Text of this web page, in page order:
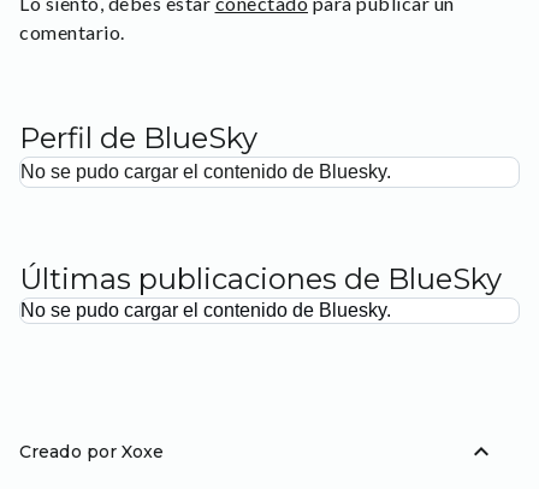
comentario.
Perfil de BlueSky
No se pudo cargar el contenido de Bluesky.
Últimas publicaciones de BlueSky
No se pudo cargar el contenido de Bluesky.
Creado por Xoxe expand_less